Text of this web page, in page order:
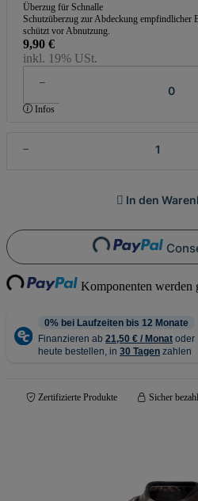
Überzug für Schnalle
Schutzüberzug zur Abdeckung empfindlicher
schützt vor Abnutzung.
9,90 €
inkl. 19% USt.
Infos
In den
Loading...
Loading... Komponenten werden
Zertifizierte Produkte Sicher